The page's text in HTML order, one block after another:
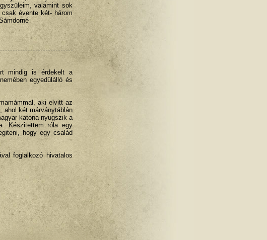
valamint sok
évente két- három
mindig is érdekelt a
egyedülálló és
aki elvitt az
ahol két márványtáblán
katona nyugszik a
Készitettem róla egy
hogy egy család
foglalkozó hivatalos